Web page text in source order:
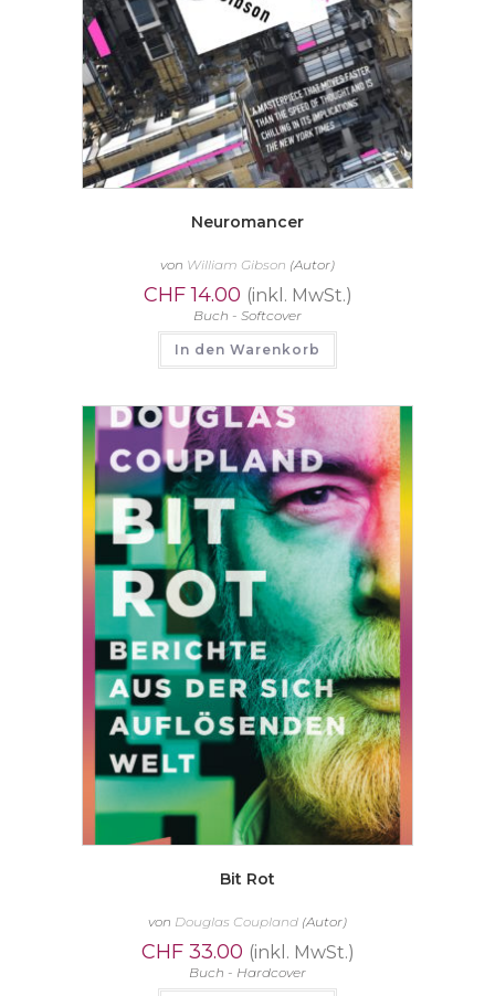
Neuromancer
von William Gibson (Autor)
CHF14.00 (inkl. MwSt.)
Buch - Softcover
In den Warenkorb
Bit Rot
von Douglas Coupland (Autor)
CHF33.00 (inkl. MwSt.)
Buch - Hardcover